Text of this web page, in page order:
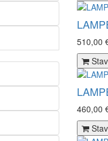
510,00
460,00